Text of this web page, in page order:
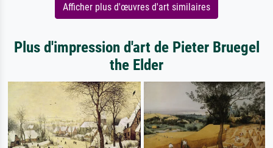
Afficher plus d'œuvres d'art similaires
Plus d'impression d'art de Pieter Bruegel
the Elder